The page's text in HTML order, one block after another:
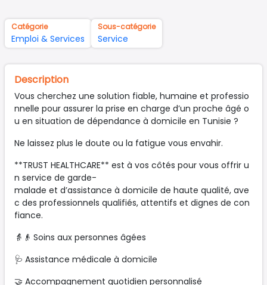
Catégorie
Emploi & Services
Sous-catégorie
Service
Description
Vous cherchez une solution fiable, humaine et professio
nnelle pour assurer la prise en charge d’un proche âgé o
u en situation de dépendance à domicile en Tunisie ?
Ne laissez plus le doute ou la fatigue vous envahir.
**TRUST HEALTHCARE** est à vos côtés pour vous offrir u
n service de garde-
malade et d’assistance à domicile de haute qualité, ave
c des professionnels qualifiés, attentifs et dignes de con
fiance.
👵👴 Soins aux personnes âgées
🩺 Assistance médicale à domicile
🤝 Accompagnement quotidien personnalisé